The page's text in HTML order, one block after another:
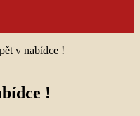
v nabídce !
!